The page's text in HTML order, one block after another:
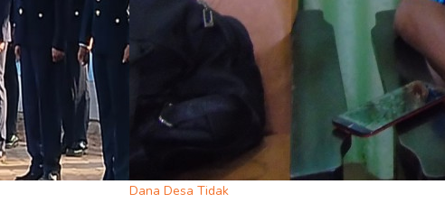
Dana Desa Tidak